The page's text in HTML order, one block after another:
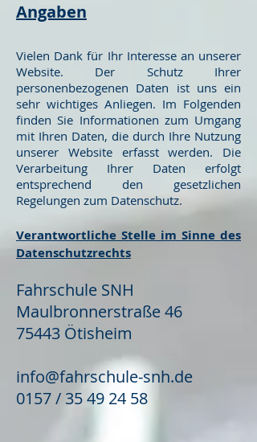
Angaben
Vielen Dank für Ihr Interesse an unserer
Website. Der Schutz Ihrer
personenbezogenen Daten ist uns ein
sehr wichtiges Anliegen. Im Folgenden
finden Sie Informationen zum Umgang
mit Ihren Daten, die durch Ihre Nutzung
unserer Website erfasst werden. Die
Verarbeitung Ihrer Daten erfolgt
entsprechend den gesetzlichen
Regelungen zum Datenschutz.
Verantwortliche Stelle im Sinne des
Datenschutzrechts
Fahrschule SNH
Maulbronnerstraße 46
75443 Ötisheim
info@fahrschule-snh.de
0157 / 35 49 24 58